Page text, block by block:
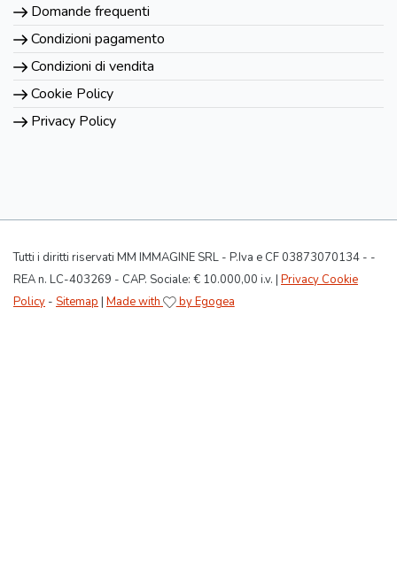
Domande frequenti
Condizioni pagamento
Condizioni di vendita
Cookie Policy
Privacy Policy
Tutti i diritti riservati MM IMMAGINE SRL - P.Iva e CF 03873070134 - -
REA n. LC-403269 - CAP. Sociale: € 10.000,00 i.v. | Privacy Cookie
Policy - Sitemap | Made with by Egogea